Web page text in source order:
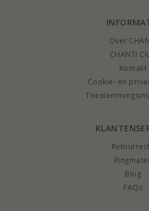
Over
CHANTI
Kontakt
Cookie- en
Blog
FAQs